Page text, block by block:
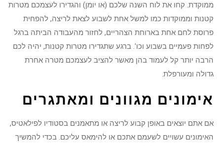
ממוקדת. קחו את לוח השנה שלכם (או יומן) והגדירו לעצמכם מטרות
קטנות וממוקדות כמו למשל אחת לשבוע לצאת לריצה, להפחית
פרוסת לחם אחת בארוחת הצהריים, לחזור מהעבודה הביתה ברגל
לפחות פעמיים בשבוע וכו'. ברגע שתגדירו מטרות קטנות, יהיה לכם
הרבה יותר קל לעמוד בהן מאשר להציב לעצמכם מטרה אחרת
גדולה ומעורפלת.
אימונים מגוונים ומאתגרים
אם אתם יוצאים באופן קבוע לריצה או מתאמנים בסטודיו לפילאטיס,
האימונים עשויים לשעמם אתכם או להימאס עליכם. בכדי להמשיך